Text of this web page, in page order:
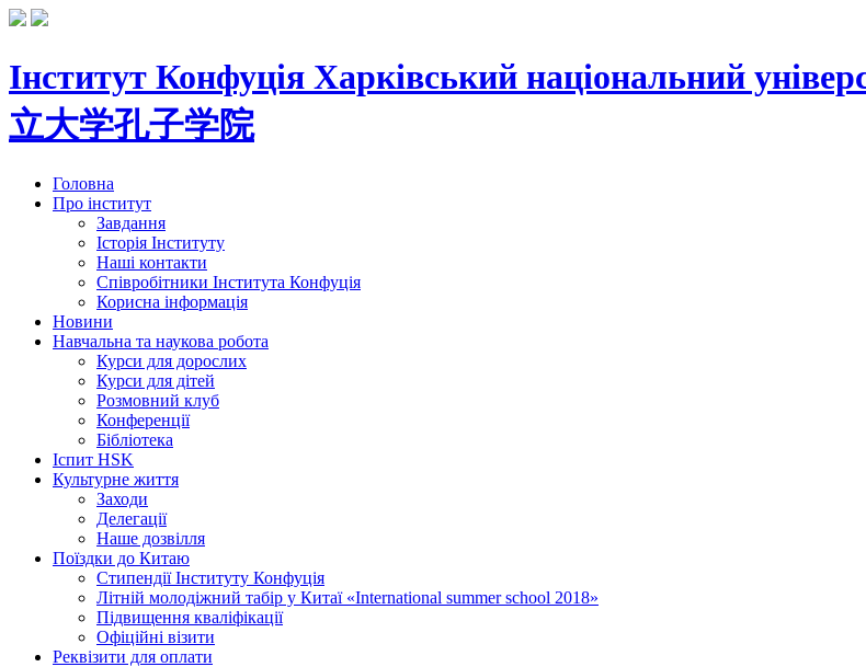
Інститут Конфуція Харківський національний
立大学孔子学院
Головна
Про інститут
Завдання
Історія Інституту
Наші контакти
Співробітники Інститута Конфуція
Корисна інформація
Новини
Навчальна та наукова робота
Курси для дорослих
Курси для дітей
Розмовний клуб
Конференції
Бібліотека
Іспит HSK
Культурне життя
Заходи
Делегації
Наше дозвілля
Поїздки до Китаю
Стипендії Інституту Конфуція
Літній молодіжний табір у Китаї «International summer school 2018»
Підвищення кваліфікації
Офіційні візити
Реквізити для оплати